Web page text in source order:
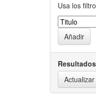
Usa los